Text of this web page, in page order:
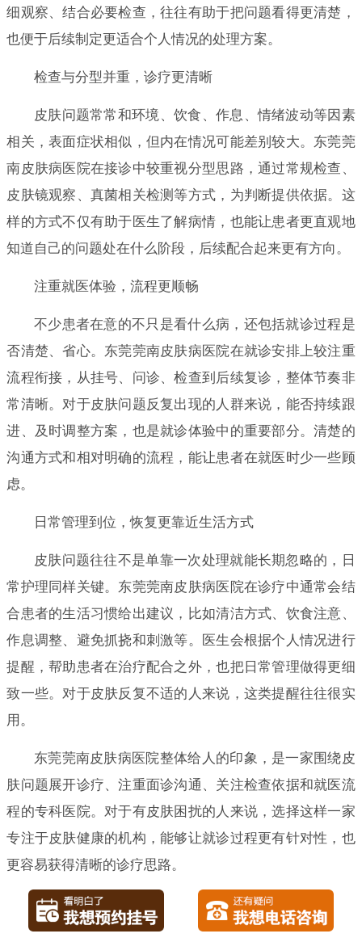
细观察、结合必要检查，往往有助于把问题看得更清楚，
也便于后续制定更适合个人情况的处理方案。
检查与分型并重，诊疗更清晰
皮肤问题常常和环境、饮食、作息、情绪波动等因素
相关，表面症状相似，但内在情况可能差别较大。东莞莞
南皮肤病医院在接诊中较重视分型思路，通过常规检查、
皮肤镜观察、真菌相关检测等方式，为判断提供依据。这
样的方式不仅有助于医生了解病情，也能让患者更直观地
知道自己的问题处在什么阶段，后续配合起来更有方向。
注重就医体验，流程更顺畅
不少患者在意的不只是看什么病，还包括就诊过程是
否清楚、省心。东莞莞南皮肤病医院在就诊安排上较注重
流程衔接，从挂号、问诊、检查到后续复诊，整体节奏非
常清晰。对于皮肤问题反复出现的人群来说，能否持续跟
进、及时调整方案，也是就诊体验中的重要部分。清楚的
沟通方式和相对明确的流程，能让患者在就医时少一些顾
虑。
日常管理到位，恢复更靠近生活方式
皮肤问题往往不是单靠一次处理就能长期忽略的，日
常护理同样关键。东莞莞南皮肤病医院在诊疗中通常会结
合患者的生活习惯给出建议，比如清洁方式、饮食注意、
作息调整、避免抓挠和刺激等。医生会根据个人情况进行
提醒，帮助患者在治疗配合之外，也把日常管理做得更细
致一些。对于皮肤反复不适的人来说，这类提醒往往很实
用。
东莞莞南皮肤病医院整体给人的印象，是一家围绕皮
肤问题展开诊疗、注重面诊沟通、关注检查依据和就医流
程的专科医院。对于有皮肤困扰的人来说，选择这样一家
专注于皮肤健康的机构，能够让就诊过程更有针对性，也
更容易获得清晰的诊疗思路。